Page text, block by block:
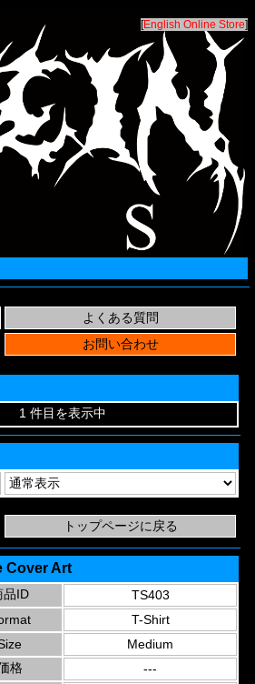
[English Online Store]
1 件目を表示中
Cover Art
品ID
TS403
T-Shirt
Medium
格
---